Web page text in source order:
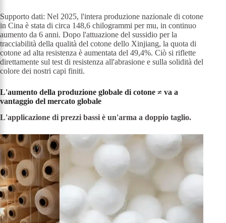
Supporto dati: Nel 2025, l'intera produzione nazionale di cotone
in Cina è stata di circa 148,6 chilogrammi per mu, in continuo
aumento da 6 anni. Dopo l'attuazione del sussidio per la
tracciabilità della qualità del cotone dello Xinjiang, la quota di
cotone ad alta resistenza è aumentata del 49,4%. Ciò si riflette
direttamente sul test di resistenza all'abrasione e sulla solidità del
colore dei nostri capi finiti.
L'aumento della produzione globale di cotone ≠ va a
vantaggio del mercato globale
L'applicazione di prezzi bassi è un'arma a doppio taglio.